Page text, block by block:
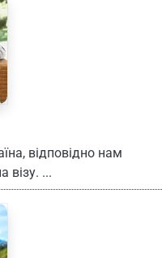
відповідно нам
візу. ...